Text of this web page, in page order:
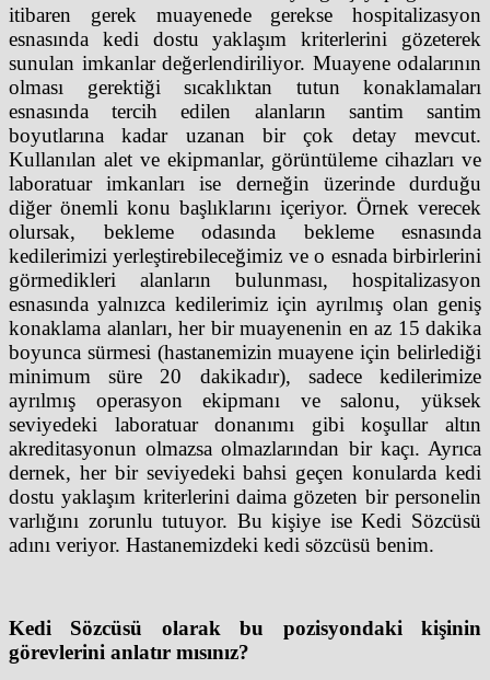
itibaren gerek muayenede gerekse hospitalizasyon
esnasında kedi dostu yaklaşım kriterlerini gözeterek
sunulan imkanlar değerlendiriliyor. Muayene odalarının
olması gerektiği sıcaklıktan tutun konaklamaları
esnasında tercih edilen alanların santim santim
boyutlarına kadar uzanan bir çok detay mevcut.
Kullanılan alet ve ekipmanlar, görüntüleme cihazları ve
laboratuar imkanları ise derneğin üzerinde durduğu
diğer önemli konu başlıklarını içeriyor. Örnek verecek
olursak, bekleme odasında bekleme esnasında
kedilerimizi yerleştirebileceğimiz ve o esnada birbirlerini
görmedikleri alanların bulunması, hospitalizasyon
esnasında yalnızca kedilerimiz için ayrılmış olan geniş
konaklama alanları, her bir muayenenin en az 15 dakika
boyunca sürmesi (hastanemizin muayene için belirlediği
minimum süre 20 dakikadır), sadece kedilerimize
ayrılmış operasyon ekipmanı ve salonu, yüksek
seviyedeki laboratuar donanımı gibi koşullar altın
akreditasyonun olmazsa olmazlarından bir kaçı. Ayrıca
dernek, her bir seviyedeki bahsi geçen konularda kedi
dostu yaklaşım kriterlerini daima gözeten bir personelin
varlığını zorunlu tutuyor. Bu kişiye ise Kedi Sözcüsü
adını veriyor. Hastanemizdeki kedi sözcüsü benim.
Kedi Sözcüsü olarak bu pozisyondaki kişinin
görevlerini anlatır mısınız?